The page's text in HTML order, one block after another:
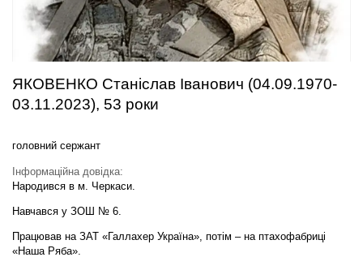
ЯКОВЕНКО Станіслав Іванович (04.09.1970-
03.11.2023), 53 роки
головний сержант
Інформаційна довідка:
Народився в м. Черкаси.
Навчався у ЗОШ № 6.
Працював на ЗАТ «Галлахер Україна», потім – на птахофабриці
«Наша Ряба».